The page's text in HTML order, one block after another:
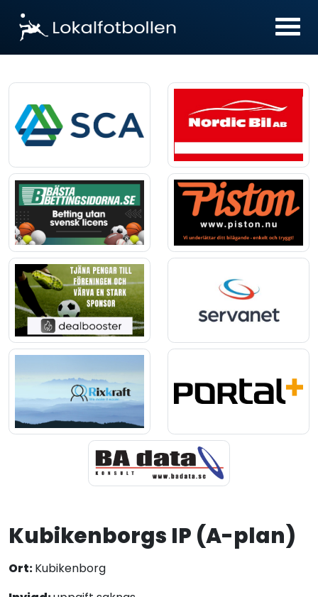
Kubikenborgs IP (A-plan)
Ort:Kubikenborg